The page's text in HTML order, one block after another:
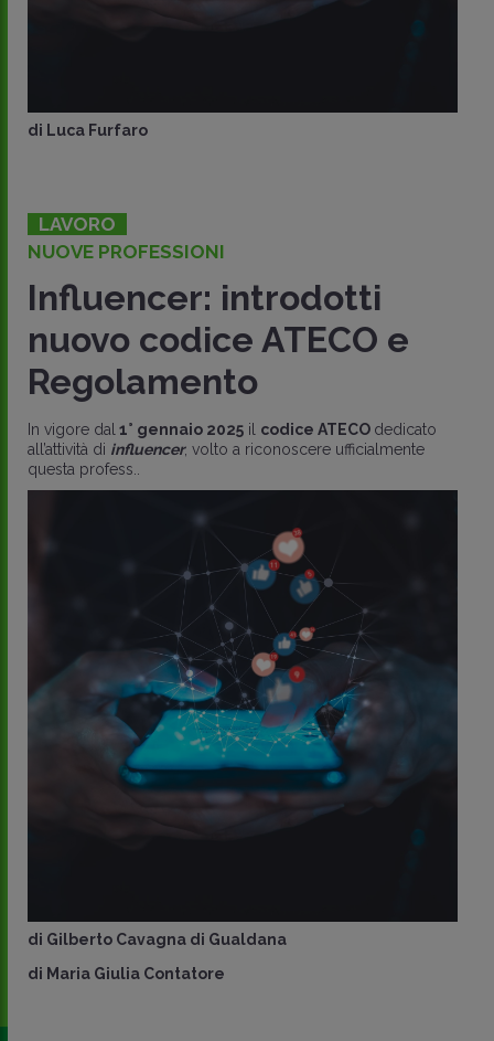
di Luca Furfaro
LAVORO
NUOVE PROFESSIONI
Influencer: introdotti
nuovo codice ATECO e
Regolamento
In vigore dal1° gennaio 2025 il codice ATECO dedicato
all’attività di influencer, volto a riconoscere ufficialmente
questa profess..
di Gilberto Cavagna di Gualdana
di Maria Giulia Contatore